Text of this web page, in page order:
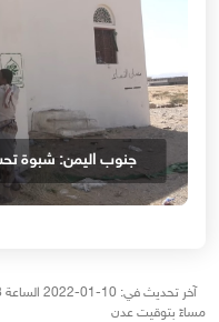
جنوب اليمن: شبوة
آخر
مساءً بتوقيت عدن